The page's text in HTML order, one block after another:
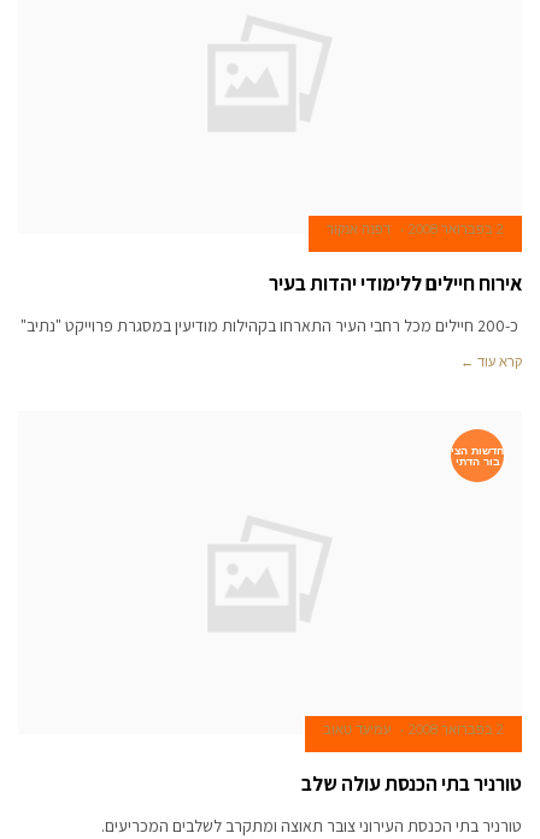
2 בפברואר 2008 דפנה אנקור
אירוח חיילים ללימודי יהדות בעיר
כ-200 חיילים מכל רחבי העיר התארחו בקהילות מודיעין במסגרת פרוייקט "נתיב"
קרא עוד ←
חדשות הצי
בור הדתי
2 בפברואר 2008 עמיעד טאוב
טורניר בתי הכנסת עולה שלב
טורניר בתי הכנסת העירוני צובר תאוצה ומתקרב לשלבים המכריעים.